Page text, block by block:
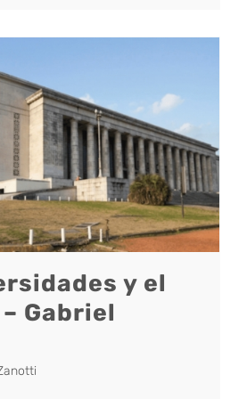
y el
Gabriel